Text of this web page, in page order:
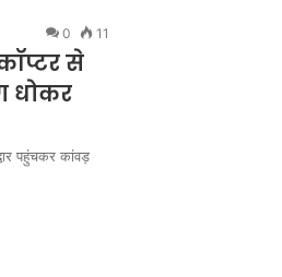
0 11
से
धोकर
पहुंचकर कांवड़